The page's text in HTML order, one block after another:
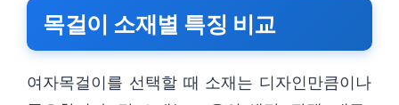
목걸이 소재별 특징 비교
여자목걸이를 선택할 때 소재는 디자인만큼이나